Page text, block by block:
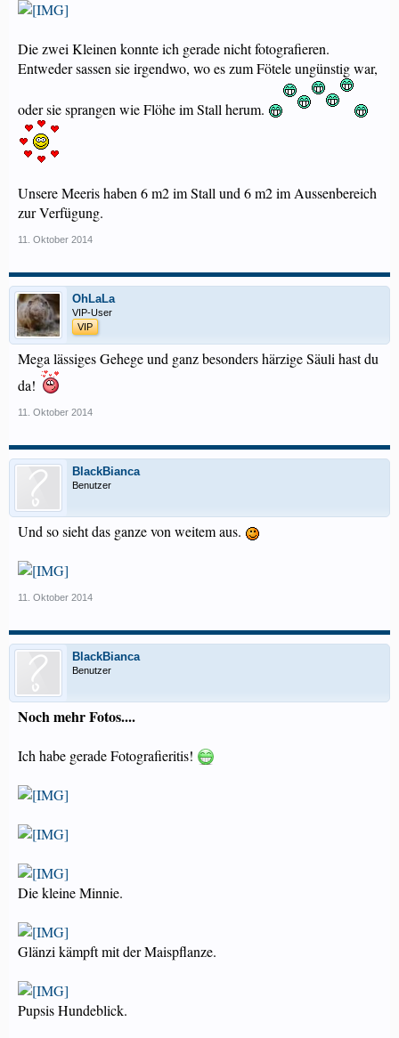
Die zwei Kleinen konnte ich gerade nicht fotografieren.
Entweder sassen sie irgendwo, wo es zum Fötele ungünstig war,
oder sie sprangen wie Flöhe im Stall herum.
Unsere Meeris haben 6 m2 im Stall und 6 m2 im Aussenbereich
zur Verfügung.
11. Oktober 2014
OhLaLa
VIP-User
VIP
Mega lässiges Gehege und ganz besonders härzige Säuli hast du
da!
11. Oktober 2014
BlackBianca
Benutzer
Und so sieht das ganze von weitem aus.
11. Oktober 2014
BlackBianca
Benutzer
Noch mehr Fotos....
Ich habe gerade Fotografieritis!
Die kleine Minnie.
Glänzi kämpft mit der Maispflanze.
Pupsis Hundeblick.